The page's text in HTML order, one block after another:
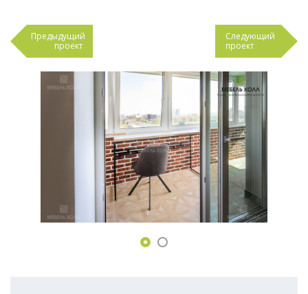
Предыдущий
проект
Следующий
проект